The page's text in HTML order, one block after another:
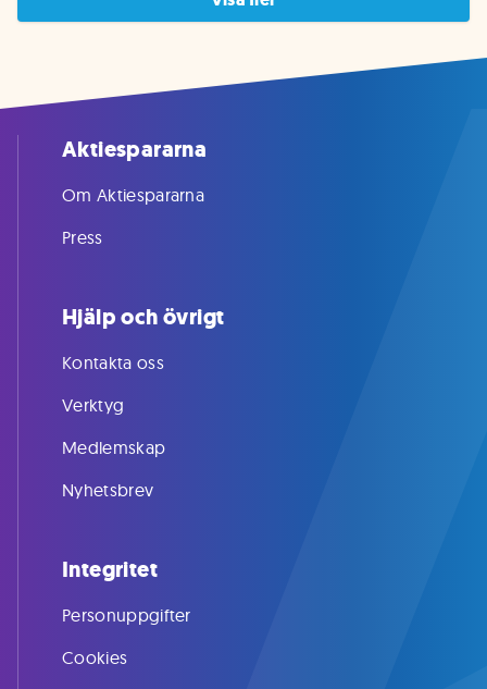
Aktiespararna
Om Aktiespararna
Press
Hjälp och övrigt
Kontakta oss
Verktyg
Medlemskap
Nyhetsbrev
Integritet
Personuppgifter
Cookies